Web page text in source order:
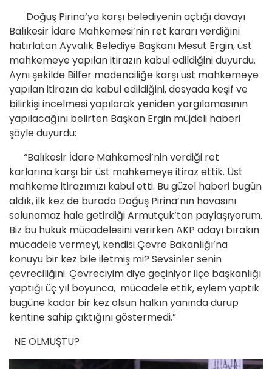
Doğuş Pirina’ya karşı belediyenin açtığı davayı
Balıkesir İdare Mahkemesi’nin ret kararı verdiğini
hatırlatan Ayvalık Belediye Başkanı Mesut Ergin, üst
mahkemeye yapılan itirazın kabul edildiğini duyurdu.
Aynı şekilde Bilfer madenciliğe karşı üst mahkemeye
yapılan itirazın da kabul edildiğini, dosyada keşif ve
bilirkişi incelmesi yapılarak yeniden yargılamasının
yapılacağını belirten Başkan Ergin müjdeli haberi
şöyle duyurdu:
“Balıkesir İdare Mahkemesi’nin verdiği ret
karlarına karşı bir üst mahkemeye itiraz ettik. Üst
mahkeme itirazımızı kabul etti. Bu güzel haberi bugün
aldık, ilk kez de burada Doğuş Pirina’nın havasını
solunamaz hale getirdiği Armutçuk’tan paylaşıyorum.
Biz bu hukuk mücadelesini verirken AKP adayı bırakın
mücadele vermeyi, kendisi Çevre Bakanlığı’na
konuyu bir kez bile iletmiş mi? Sevsinler senin
çevreciliğini. Çevreciyim diye geçiniyor ilçe başkanlığı
yaptığı üç yıl boyunca, mücadele ettik, eylem yaptık
bugüne kadar bir kez olsun halkın yanında durup
kentine sahip çıktığını göstermedi.”
NE OLMUŞTU?